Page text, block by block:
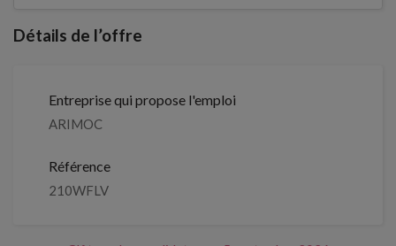
Détails de l’offre
Entreprise qui propose l'emploi
ARIMOC
Référence
210WFLV